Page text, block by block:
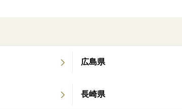
広島県
長崎県